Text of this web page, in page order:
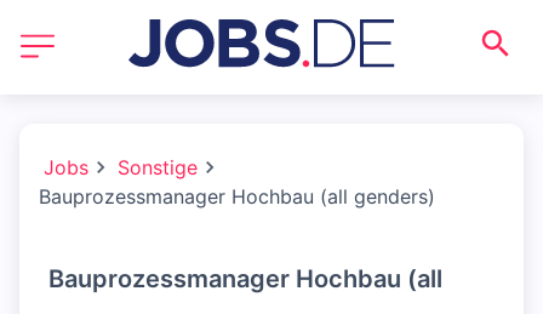
Jobs
Sonstige
Bauprozessmanager Hochbau (all genders)
Bauprozessmanager Hochbau (all